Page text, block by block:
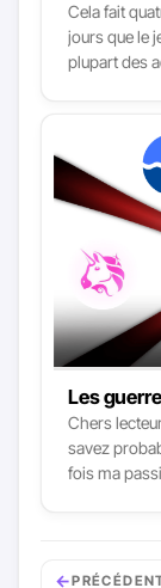
Cela fait
jours que le
plupart des
Uniswap.
les
paradigme
liquidités : le
Les
Chers
savez
fois ma
plateformes
←